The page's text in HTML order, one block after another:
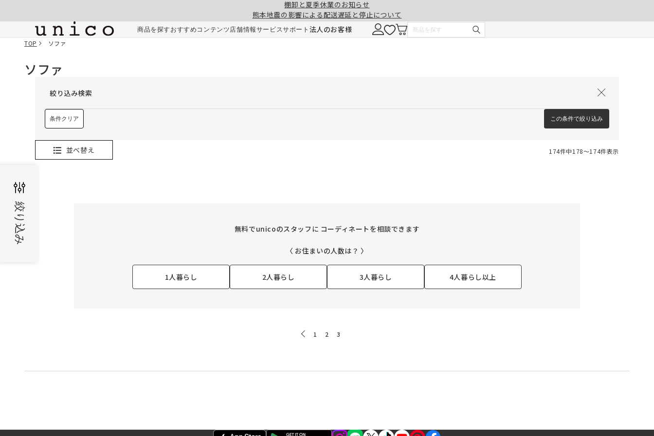
棚卸と夏季休業のお知らせ
熊本地震の影響による配送遅延と停止について
商品を探す おすすめコンテンツ 店舗情報サービスサポート 法人のお客様
TOP ソファ
ソファ
絞り込み
絞り込み検索
条件クリア この条件で絞り込み
並べ替え 174件中178〜174件表示
無料でunicoのスタッフに コーディネートを相談できます
〈 お住まいの人数は？ 〉
1人暮らし 2人暮らし 3人暮らし 4人暮らし以上
1 2 3